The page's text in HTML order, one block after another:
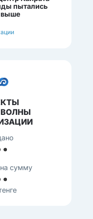
пытались
выше
ВОЛНЫ
сумму